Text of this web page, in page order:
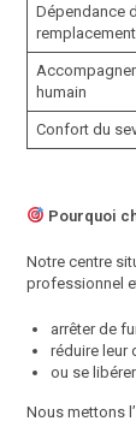
Dépendance
remplacement
humain
Confort du
Pourquoi
Notre centre
professionnel
arrêter de
réduire leur
ou se
Nous mettons